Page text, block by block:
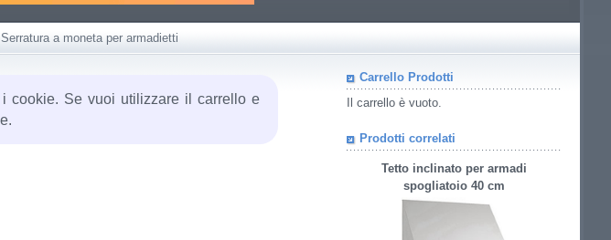
Serratura a moneta per armadietti
cookie. Se vuoi utilizzare il carrello e
Carrello Prodotti
Il carrello è vuoto.
Prodotti correlati
Tetto inclinato per armadi
spogliatoio 40 cm